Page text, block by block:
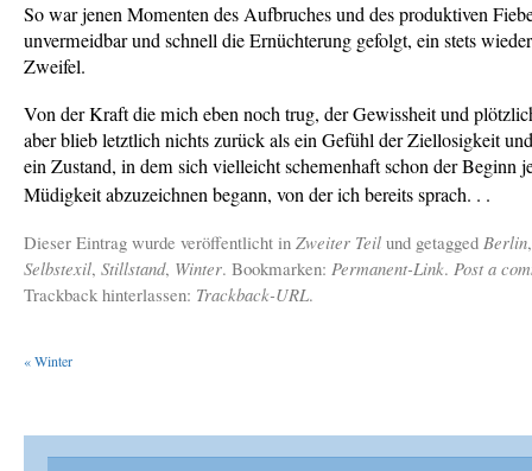
So war jenen Momenten des Aufbruches und des produktiven
unvermeidbar und schnell die Ernüchterung gefolgt, ein stets
Zweifel.
Von der Kraft die mich eben noch trug, der Gewissheit und
aber blieb letztlich nichts zurück als ein Gefühl der Ziellosigkeit
ein Zustand, in dem sich vielleicht schemenhaft schon der Beginn
Müdigkeit abzuzeichnen begann, von der ich bereits sprach. . .
Dieser Eintrag wurde veröffentlicht in Zweiter Teil und getagged Berlin
Selbstexil, Stillstand, Winter. Bookmarken: Permanent-Link. Post a
Trackback hinterlassen: Trackback-URL.
«Winter